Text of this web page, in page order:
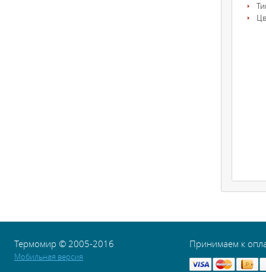
Термомир © 2005-2016
Мобильная версия
Принимаем к